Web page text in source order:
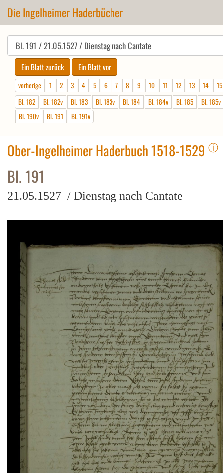
Die Ingelheimer Haderbücher
vorherige 1 2 3 4 5 6 7 8 9 10 11 12 13 14
15
Bl. 182
Bl. 182v Bl. 183 Bl. 183v Bl. 184 Bl. 184v Bl. 185
Bl. 185v
Bl. 190v
Bl. 191 Bl. 191v
Ober-Ingelheimer Haderbuch 1518-1529 ⓘ
Bl. 191
21.05.1527 / Dienstag nach Cantate